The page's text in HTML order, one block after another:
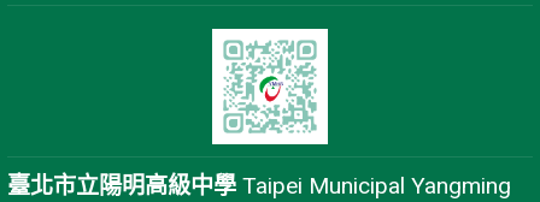
臺北市立陽明高級中學 Taipei Municipal Yangming